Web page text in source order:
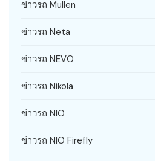
ข่าวรถ Mullen
ข่าวรถ Neta
ข่าวรถ NEVO
ข่าวรถ Nikola
ข่าวรถ NIO
ข่าวรถ NIO Firefly